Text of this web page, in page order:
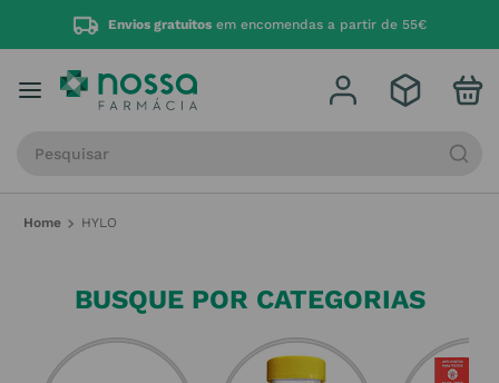
Envios gratuitos em encomendas a partir de 55€
HYLO
BUSQUE POR CATEGORIAS